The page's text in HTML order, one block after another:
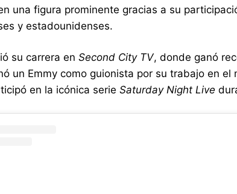
una figura prominente gracias a su
y estadounidenses.
su carrera en Second City TV, donde ganó
un Emmy como guionista por su trabajo en el
en la icónica serie Saturday Night Live